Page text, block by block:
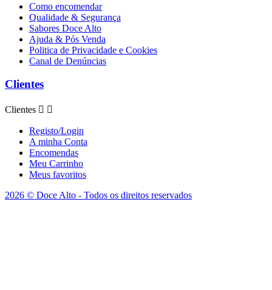
Como encomendar
Qualidade & Segurança
Sabores Doce Alto
Ajuda & Pós Venda
Politica de Privacidade e Cookies
Canal de Denúncias
Clientes
Clientes  
Registo/Login
A minha Conta
Encomendas
Meu Carrinho
Meus favoritos
2026 © Doce Alto - Todos os direitos reservados